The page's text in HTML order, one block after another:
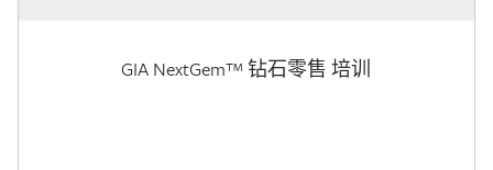
GIA NextGem™ 钻石零售 培训